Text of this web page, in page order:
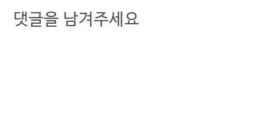
댓글을 남겨주세요